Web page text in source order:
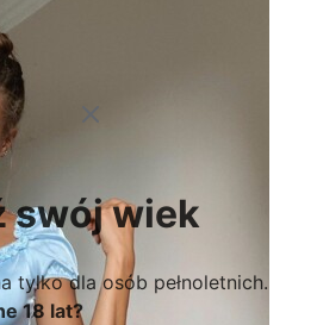
swój wiek
tylko dla osób pełnoletnich.
18 lat?